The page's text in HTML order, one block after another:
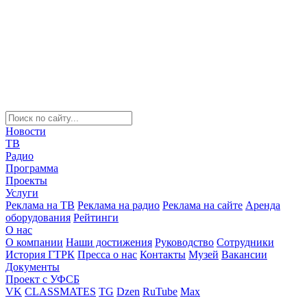
Новости
ТВ
Радио
Программа
Проекты
Услуги
Реклама на ТВ Реклама на радио Реклама на сайте Аренда
оборудования Рейтинги
О нас
О компании Наши достижения Руководство Сотрудники
История ГТРК Пресса о нас Контакты Музей Вакансии
Документы
Проект с УФСБ
VK CLASSMATES TG Dzen RuTube Max